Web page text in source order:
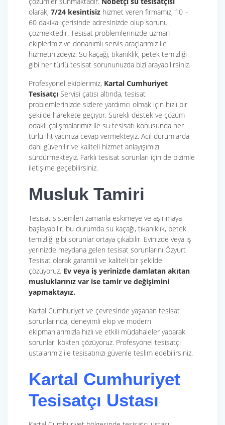
olarak, 7/24 kesintisiz hizmet veren firmamız, 10 –
60 dakika içerisinde adresinizde olup sorunu
çözmektedir. Tesisat problemlerinizde uzman
ekiplerimiz ve donanımlı servis araçlarımız ile
hizmetinizdeyiz. Su kaçağı, tıkanıklık, petek temizliği
gibi her türlü tesisat sorununuzda bizi arayabilirsiniz.
Profesyonel ekiplerimiz, Kartal Cumhuriyet
Tesisatçı Servisi çatısı altında, tesisat
problemlerinizde sizlere yardımcı olmak için hızlı bir
şekilde harekete geçiyor. Sürekli destek ve çözüm
odaklı çalışmalarımız ile su tesisatı konusunda her
türlü ihtiyacınıza cevap vermekteyiz. Acil durumlarda
dahi güvenilir ve kaliteli hizmet anlayışımızı
sürdürmekteyiz. Farklı tesisat sorunları için de bizimle
iletişime geçebilirsiniz.
Musluk Tamiri
Tesisat sistemleri zamanla eskimeye ve aşınmaya
başlayabilir, bu durumda su kaçağı, tıkanıklık, petek
temizliği gibi sorunlar ortaya çıkabilir. Evinizde veya iş
yerinizde meydana gelen tesisat sorunlarını Özyurt
Tesisat olarak garantili ve kaliteli bir şekilde
çözüyoruz. Ev veya iş yerinizde damlatan akıtan
musluklarınız var ise tamir ve değişimini
yapmaktayız.
Kartal Cumhuriyet ve çevresinde yaşanan tesisat
sorunlarında, deneyimli ekip ve modern
ekipmanlarımızla hızlı ve etkili müdahaleler yaparak
sorunları kökten çözüyoruz. Profesyonel tesisatçı
ustalarımız ile tesisatınızı güvenle teslim edebilirsiniz.
Kartal Cumhuriyet
Tesisatçı Ustası